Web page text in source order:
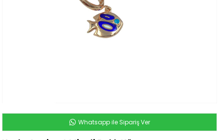
Whatsapp ile Sipariş Ver